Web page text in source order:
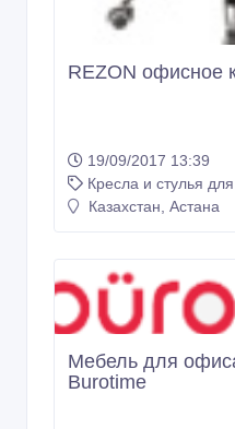
REZON офисное
19/09/2017 13:39
Кресла и стулья
Казахстан, Астана
Мебель для
Burotime